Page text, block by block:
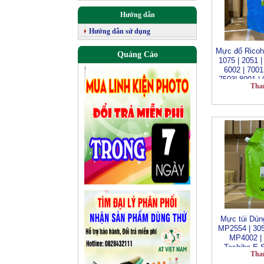
Hướng dẫn
Hướng dẫn sử dụng
Quảng Cáo
Mực đổ Ricoh
1075 | 2051 |
6002 | 7001
7503| 8001 |
Mực túi
MP2554 |
MP4002 |
Toshiba E
4508 | 5508A